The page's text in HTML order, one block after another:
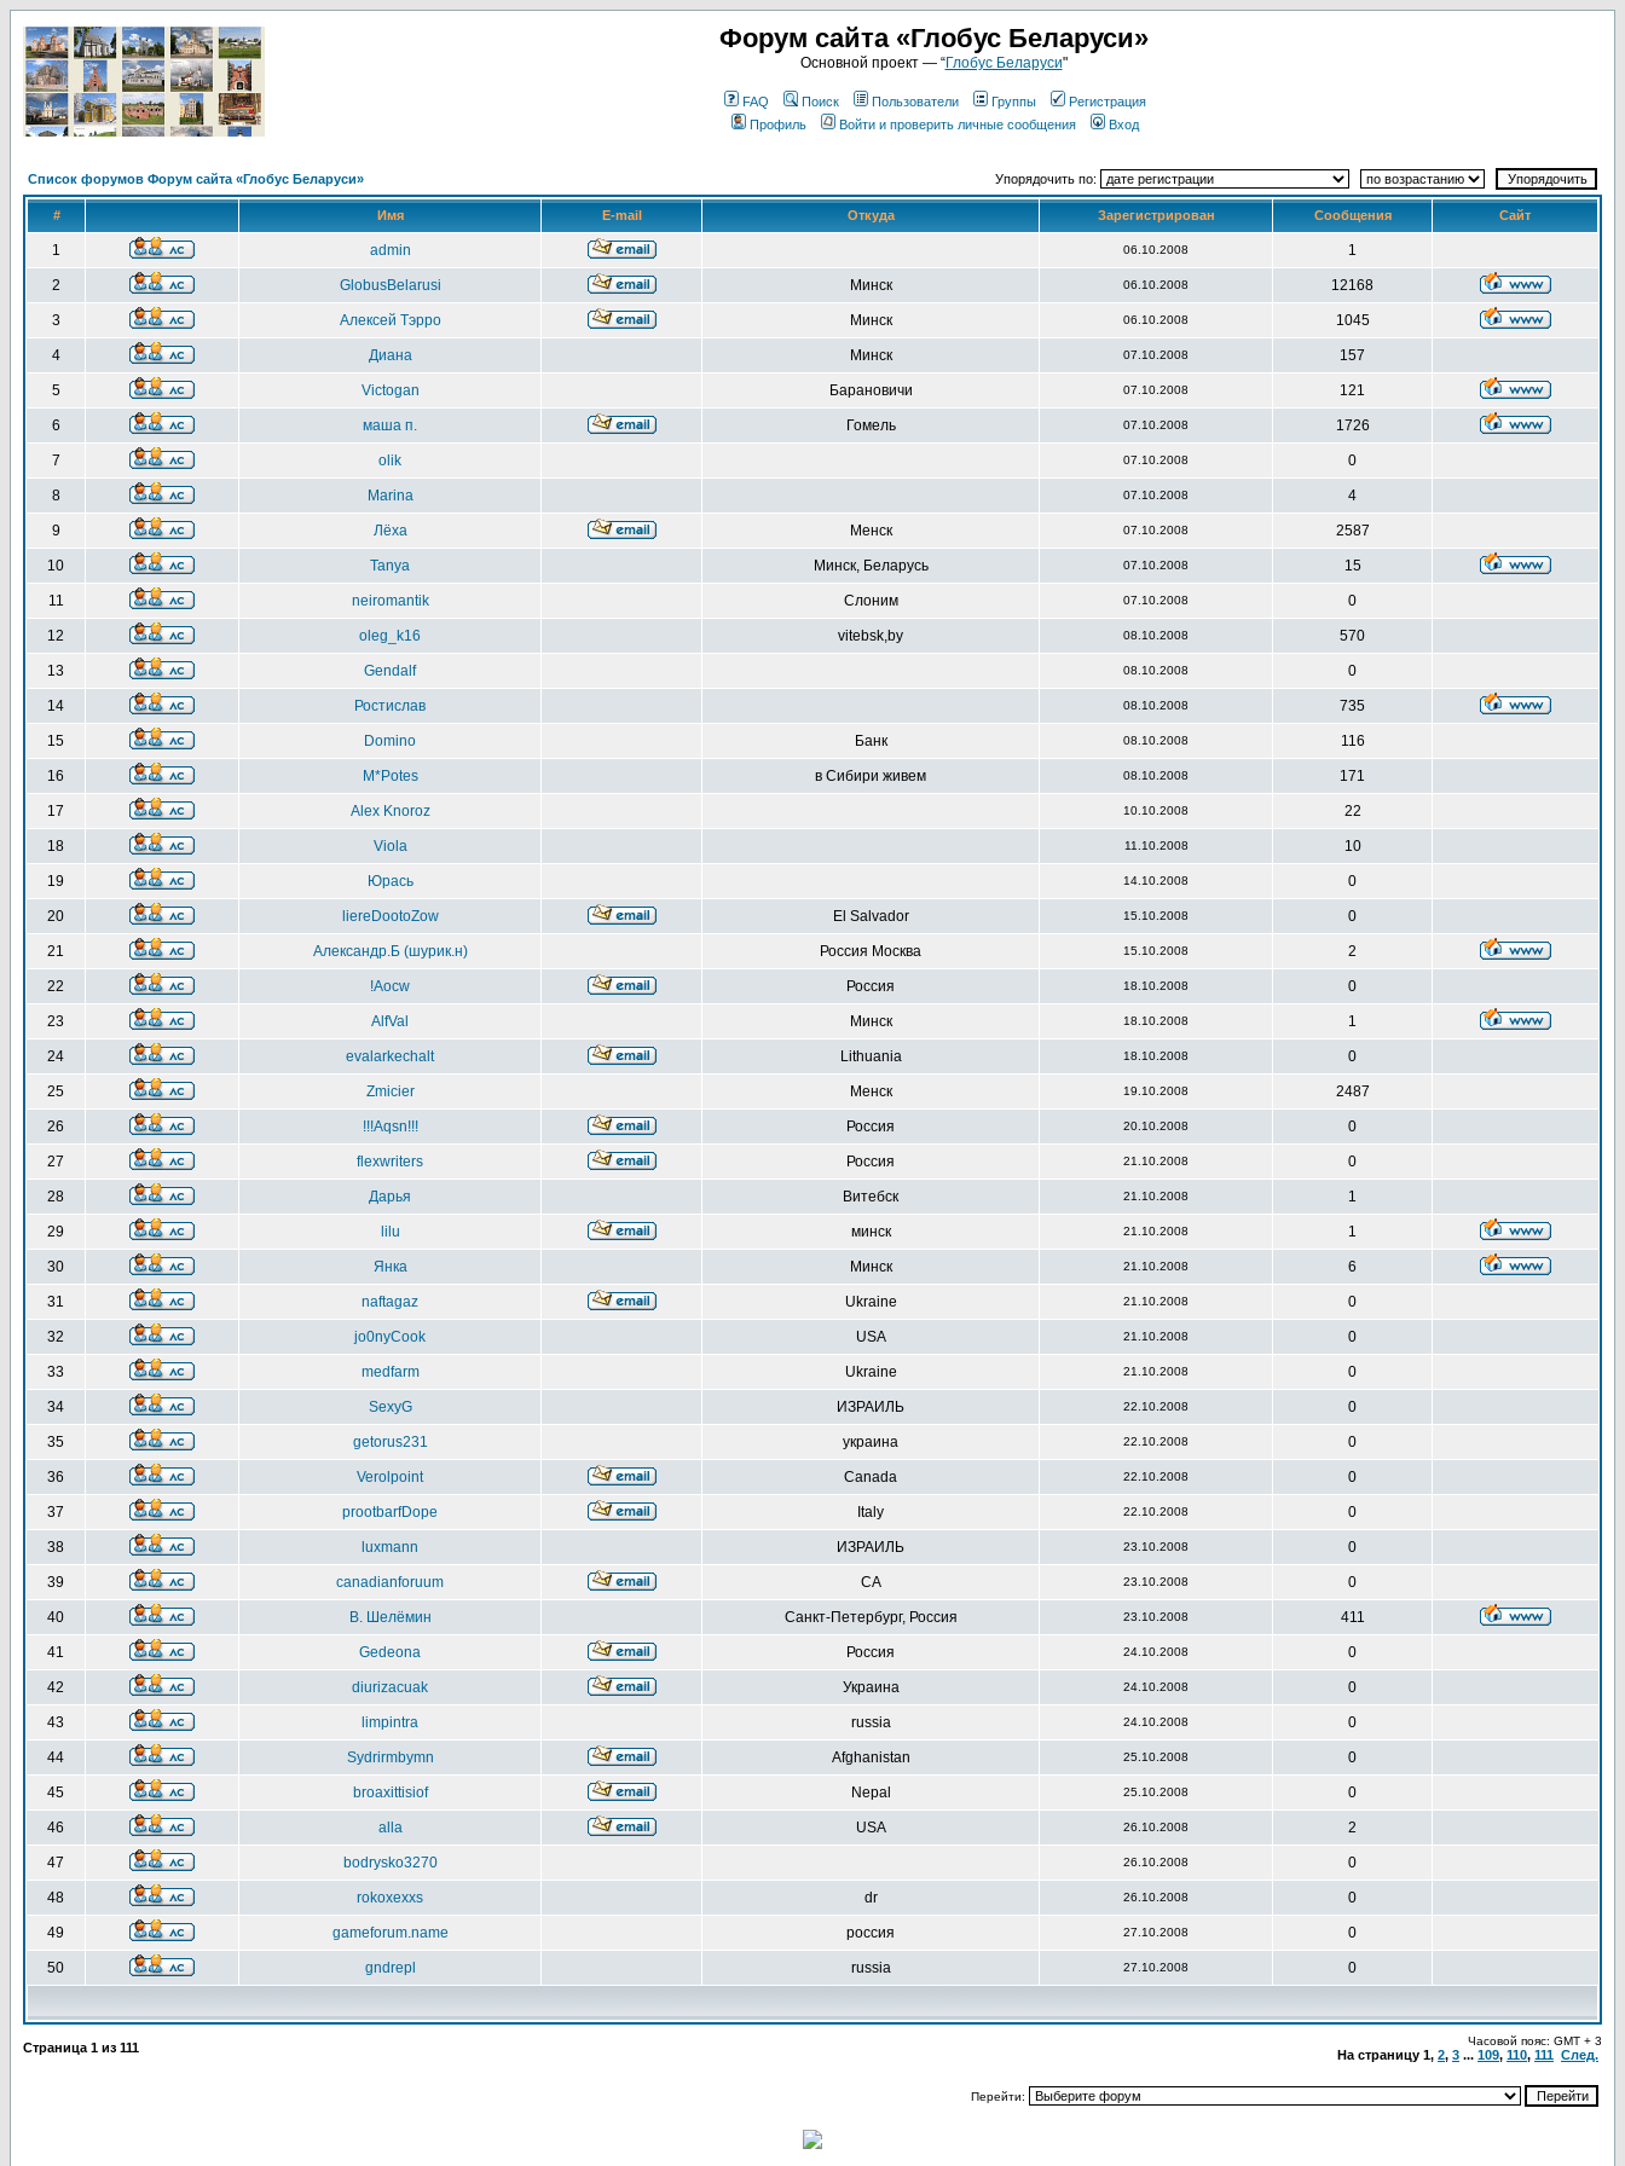
Форум сайта «Глобус Беларуси»
Основной проект — “Глобус Беларуси"
FAQ Поиск Пользователи Группы
Регистрация
Профиль
Войти и проверить личные сообщения Вход
Список форумов Форум сайта «Глобус Беларуси» Упорядочить по:
# Имя E-mail Откуда Зарегистрирован Сообщения Сайт
1 admin 06.10.2008 1
2 GlobusBelarusi Минск 06.10.2008 12168
3 Алексей Тэрро Минск 06.10.2008 1045
4 Диана Минск 07.10.2008 157
5 Victogan Барановичи 07.10.2008 121
6 маша п. Гомель 07.10.2008 1726
7 olik 07.10.2008 0
8 Marina 07.10.2008 4
9 Лёха Менск 07.10.2008 2587
10 Tanya Минск, Беларусь 07.10.2008 15
11 neiromantik Слоним 07.10.2008 0
12 oleg_k16 vitebsk,by 08.10.2008 570
13 Gendalf 08.10.2008 0
14 Ростислав 08.10.2008 735
15 Domino Банк 08.10.2008 116
16 M*Potes в Сибири живем 08.10.2008 171
17 Alex Knoroz 10.10.2008 22
18 Viola 11.10.2008 10
19 Юрась 14.10.2008 0
20 liereDootoZow El Salvador 15.10.2008 0
21 Александр.Б (шурик.н) Россия Москва 15.10.2008 2
22 !Aocw Россия 18.10.2008 0
23 AlfVal Минск 18.10.2008 1
24 evalarkechalt Lithuania 18.10.2008 0
25 Zmicier Менск 19.10.2008 2487
26 !!!Aqsn!!! Россия 20.10.2008 0
27 flexwriters Россия 21.10.2008 0
28 Дарья Витебск 21.10.2008 1
29 lilu минск 21.10.2008 1
30 Янка Минск 21.10.2008 6
31 naftagaz Ukraine 21.10.2008 0
32 jo0nyCook USA 21.10.2008 0
33 medfarm Ukraine 21.10.2008 0
34 SexyG ИЗРАИЛЬ 22.10.2008 0
35 getorus231 украина 22.10.2008 0
36 Verolpoint Canada 22.10.2008 0
37 prootbarfDope Italy 22.10.2008 0
38 luxmann ИЗРАИЛЬ 23.10.2008 0
39 canadianforuum CA 23.10.2008 0
40 В. Шелёмин Санкт-Петербург, Россия 23.10.2008 411
41 Gedeona Россия 24.10.2008 0
42 diurizacuak Украина 24.10.2008 0
43 limpintra russia 24.10.2008 0
44 Sydrirmbymn Afghanistan 25.10.2008 0
45 broaxittisiof Nepal 25.10.2008 0
46 alla USA 26.10.2008 2
47 bodrysko3270 26.10.2008 0
48 rokoxexxs dr 26.10.2008 0
49 gameforum.name россия 27.10.2008 0
50 gndrepl russia 27.10.2008 0
Страница 1 из 111 Часовой пояс: GMT + 3
На страницу 1, 2, 3 ... 109, 110, 111 След.
Перейти: